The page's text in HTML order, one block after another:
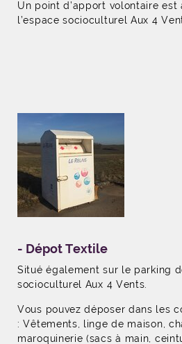
Un point d’apport volontaire est
l’espace socioculturel Aux 4
- Dépot Textile
Situé également sur le parking
socioculturel Aux 4 Vents.
Vous pouvez déposer dans les
: Vêtements, linge de maison,
maroquinerie (sacs à main,